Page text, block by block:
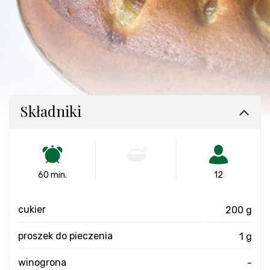
Składniki
60 min. 12
cukier 200 g
proszek do pieczenia 1 g
winogrona -